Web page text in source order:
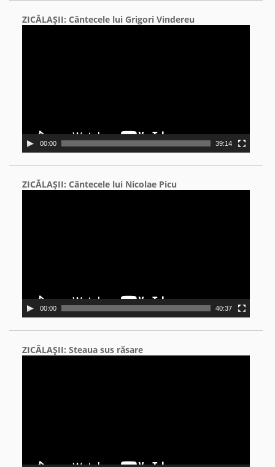
ZICĂLAŞII: Cântecele lui Grigori Vindereu
00:00 39:14
ZICĂLAŞII: Cântecele lui Nicolae Picu
00:00 40:37
ZICĂLAŞII: Steaua sus răsare